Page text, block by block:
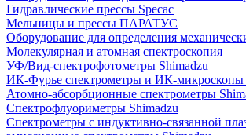
Гидравлические прессы Specac
Мельницы и прессы ПАРАТУС
Оборудование для определения
Молекулярная и атомная спектроскопия
УФ/Вид-спектрофотометры Shimadzu
ИК-Фурье спектрометры и ИК-микроскопы
Атомно-абсорбционные спектрометры
Спектрофлуориметры Shimadzu
Спектрометры с индуктивно-связанной